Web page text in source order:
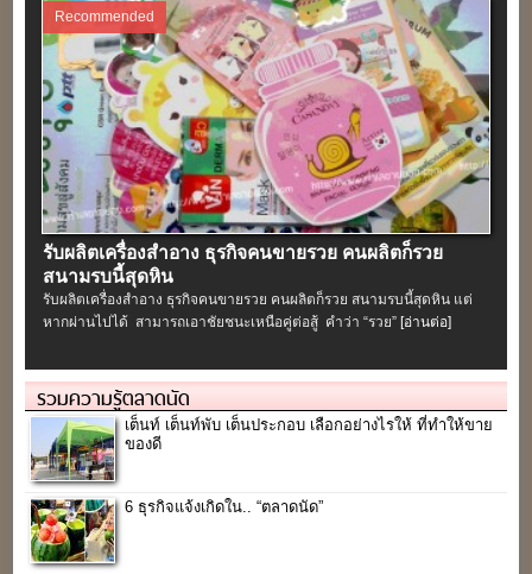
Recommended
รับผลิตเครื่องสําอาง ธุรกิจคนขายรวย คนผลิตก็รวย
สนามรบนี้สุดหิน
รับผลิตเครื่องสําอาง ธุรกิจคนขายรวย คนผลิตก็รวย สนามรบนี้สุดหิน แต่
หากผ่านไปได้ สามารถเอาชัยชนะเหนือคู่ต่อสู้ คำว่า “รวย” [อ่านต่อ]
รวมความรู้ตลาดนัด
เต็นท์ เต็นท์พับ เต็นประกอบ เลือกอย่างไรให้ ที่ทำให้ขาย
ของดี
6 ธุรกิจแจ้งเกิดใน.. “ตลาดนัด”